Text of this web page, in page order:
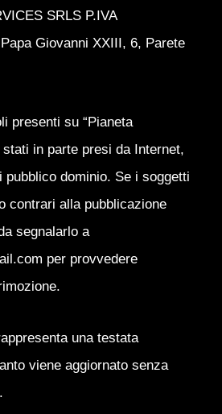
SRLS P.IVA
Giovanni XXIII, 6, Parete
presenti su “Pianeta
stati in parte presi da Internet,
pubblico dominio. Se i soggetti
contrari alla pubblicazione
segnalarlo a
per provvedere
una testata
viene aggiornato senza